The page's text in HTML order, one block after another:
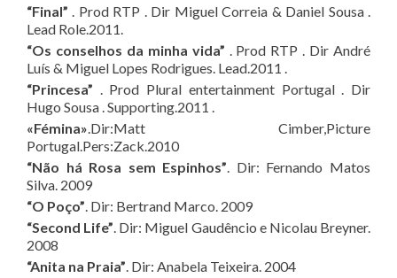
“Final” . Prod RTP . Dir Miguel Correia & Daniel Sousa .
Lead Role.2011.
“Os conselhos da minha vida” . Prod RTP . Dir André
Luís & Miguel Lopes Rodrigues. Lead.2011 .
“Princesa” . Prod Plural entertainment Portugal . Dir
Hugo Sousa . Supporting.2011 .
«Fémina».Dir:Matt Cimber,Picture
Portugal.Pers:Zack.2010
“Não há Rosa sem Espinhos”. Dir: Fernando Matos
Silva. 2009
“O Poço”. Dir: Bertrand Marco. 2009
“Second Life”. Dir: Miguel Gaudêncio e Nicolau Breyner.
2008
“Anita na Praia”. Dir: Anabela Teixeira. 2004